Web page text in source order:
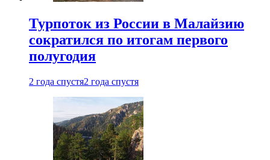
Турпоток из России в Малайзию
сократился по итогам первого
полугодия
2 года спустя2 года спустя